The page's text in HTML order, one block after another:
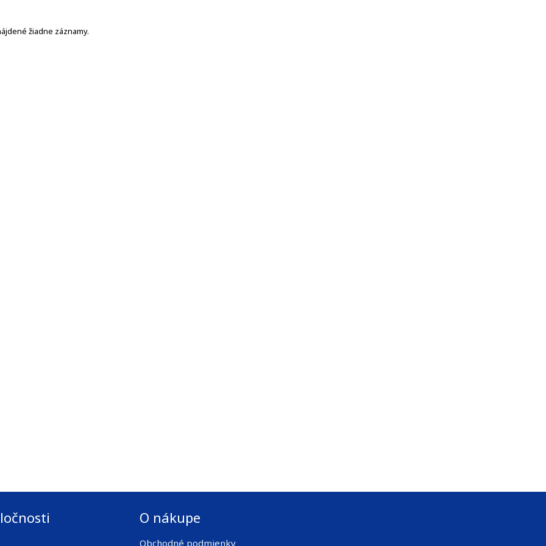
žiadne záznamy.
O nákupe
Obchodné podmienky